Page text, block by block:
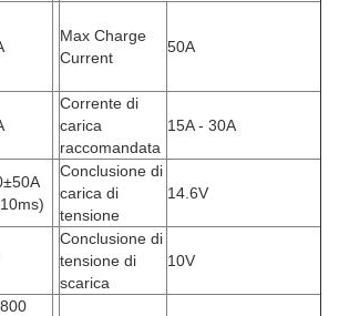
Max Charge
Current
50A
Corrente di
carica
raccomandata
15A - 30A
Conclusione di
carica di
tensione
14.6V
Conclusione di
tensione di
scarica
10V